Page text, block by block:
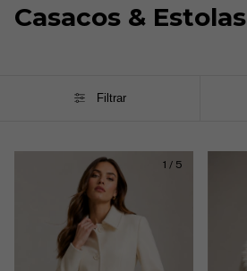
Casacos & Estolas
Filtrar
1 / 5